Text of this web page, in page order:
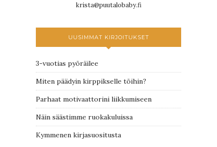
krista@puutalobaby.fi
UUSIMMAT KIRJOITUKSET
3-vuotias pyöräilee
Miten päädyin kirppikselle töihin?
Parhaat motivaattorini liikkumiseen
Näin säästimme ruokakuluissa
Kymmenen kirjasuositusta